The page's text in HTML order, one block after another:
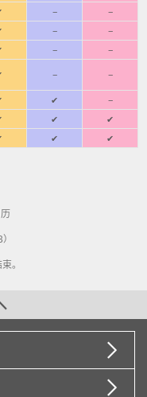
−
−
−
−
−
−
− −
✔
−
✔
✔
✔ ✔
。